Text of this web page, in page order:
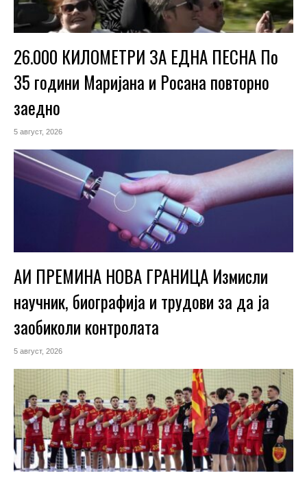
26.000 КИЛОМЕТРИ ЗА ЕДНА ПЕСНА По
35 години Маријана и Росана повторно
заедно
5 август, 2026
АИ ПРЕМИНА НОВА ГРАНИЦА Измисли
научник, биографија и трудови за да ја
заобиколи контролата
5 август, 2026